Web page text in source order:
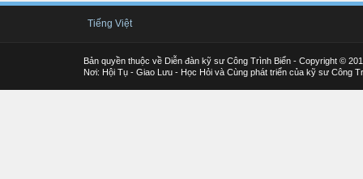
Tiếng Việt
Bản quyền thuộc về Diễn đàn kỹ sư Công Trình Biển - Copyright ©
Nơi: Hội Tụ - Giao Lưu - Học Hỏi và Cùng phát triển của kỹ sư Công